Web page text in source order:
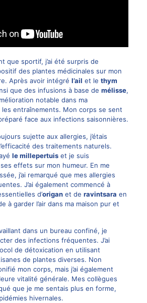
que sportif, j’ai été surpris de
des plantes médicinales sur mon
Après avoir intégré l’ail et le thym
que des infusions à base de mélisse,
notable dans ma
entraînements. Mon corps se sent
face aux infections saisonnières.
sujette aux allergies, j’étais
des traitements naturels.
le millepertuiset je suis
effets sur mon humeur. En me
j’ai remarqué que mes allergies
J’ai également commencé à
d’origanet de ravintsara en
à garder l’air dans ma maison pur et
dans un bureau confiné, je
des infections fréquentes. J’ai
de détoxication en utilisant
de plantes diverses. Non
mon corps, mais j’ai également
vitalité générale. Mes collègues
que je me sentais plus en forme,
hivernales.